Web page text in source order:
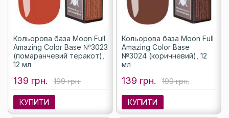
Кольорова база Moon Full
Amazing Color Base №3023
(помаранчевий теракот),
12 мл
139 грн. 199 грн.
КУПИТИ
Кольорова база Moon Full
Amazing Color Base
№3024 (коричневий), 12
мл
139 грн. 199 грн.
КУПИТИ